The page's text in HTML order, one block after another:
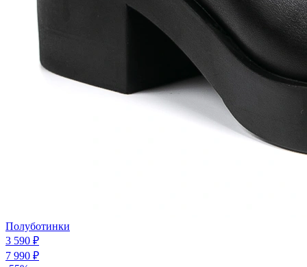
Полуботинки
3 590 ₽
7 990 ₽